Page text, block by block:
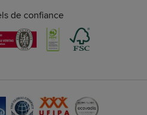
de confiance